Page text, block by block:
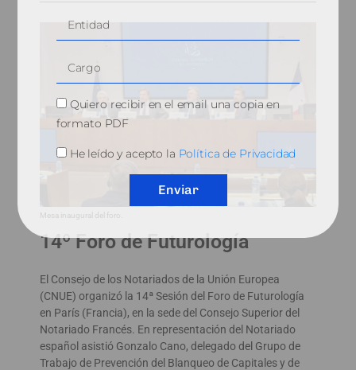
Mesa inaugural del foro.
14º Foro de Futurología
El Consejo de los Notariados de la Unión Europea
(CNUE) organizó la 14ª Sesión del Foro de Futurología
en París (Francia), en la sede del Consejo Superior del
Notariado Francés. En representación del Notariado
español asistió Gonzalo Cano, delegado del Grupo de
Trabajo de Prevención del Blanqueo de Capitales y de
Quiero recibir en el email una copia en
formato PDF
He leído y acepto la Política de Privacidad
Enviar